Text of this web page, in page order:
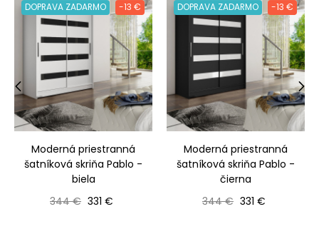
DOPRAVA ZADARMO -13 €
Moderná priestranná
šatníková skriňa Pablo -
biela
Bežná cena
344 € Cena
331 €
DOPRAVA ZADARMO -13 €
Moderná priestranná
šatníková skriňa Pablo -
čierna
Bežná cena
344 € Cena
331 €
‹ ›